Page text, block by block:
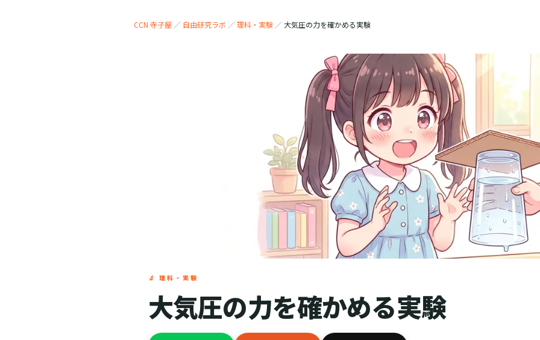
CCN 寺子屋 ／ 自由研究ラボ ／理科・実験 ／ 大気圧の力を確かめる実験
🔬 理科・実験
大気圧の力を確かめる実験